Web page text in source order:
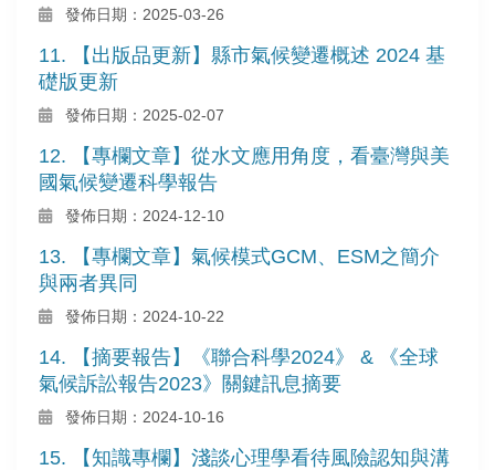
發佈日期：2025-03-26
11. 【出版品更新】縣市氣候變遷概述 2024 基
礎版更新
發佈日期：2025-02-07
12. 【專欄文章】從水文應用角度，看臺灣與美
國氣候變遷科學報告
發佈日期：2024-12-10
13. 【專欄文章】氣候模式GCM、ESM之簡介
與兩者異同
發佈日期：2024-10-22
14. 【摘要報告】《聯合科學2024》 & 《全球
氣候訴訟報告2023》關鍵訊息摘要
發佈日期：2024-10-16
15. 【知識專欄】淺談心理學看待風險認知與溝